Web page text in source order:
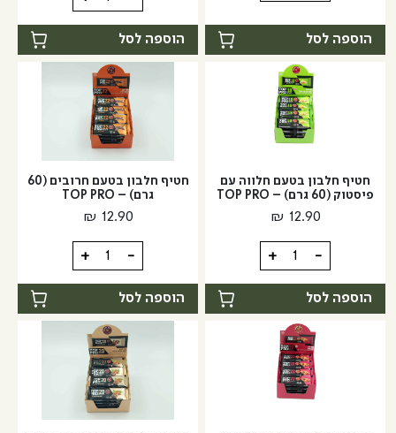
של
חומץ
בלסמי
מצומצם
הוספה לסל
של
חומץ
תפוחים
אורגני
ביוטרנטינו
הוספה לסל
חטיף חלבון בטעם חלווה עם
פיסטוק (60 גרם) – TOP PRO
₪ 12.90
-
כמות
של
חטיף
חלבון
בטעם
חלווה
עם
פיסטוק
+
הוספה לסל
חטיף חלבון בטעם חרובים (60
גרם) – TOP PRO
₪ 12.90
-
כמות
של
חטיף
חלבון
בטעם
חרובים
(60
גרם)
-
+
הוספה לסל